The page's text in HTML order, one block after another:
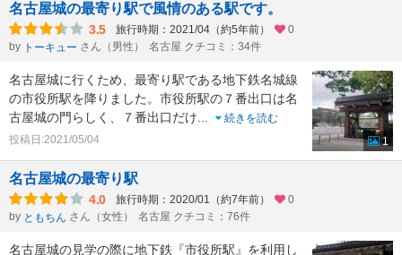
名古屋城の最寄り駅で風情のある駅です。
3.5 旅行時期：2021/04（約5年前）
0
by トーキュー さん（男性） 名古屋 クチコミ：34件
名古屋城に行くため、最寄り駅である地下鉄名城線
の市役所駅を降りました。市役所駅の７番出口は名
古屋城の門らしく、７番出口だけ
続きを読む
投稿日:2021/05/04
1
名古屋城の最寄り駅
4.0 旅行時期：2020/01（約7年前）
0
by ともちん さん（女性） 名古屋 クチコミ：76件
名古屋城の見学の際に地下鉄『市役所駅』を利用し